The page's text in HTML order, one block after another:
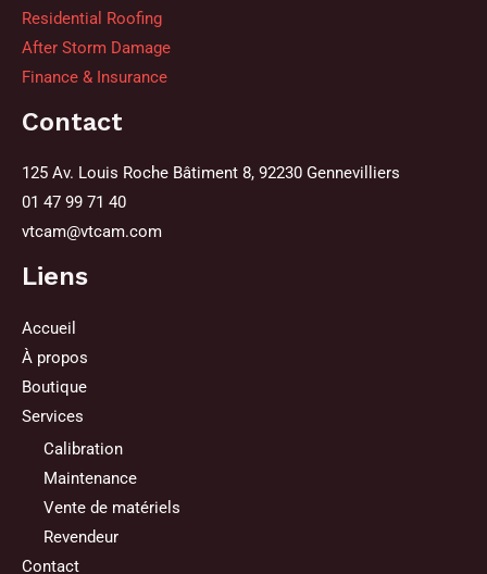
Residential Roofing
After Storm Damage
Finance & Insurance
Contact
125 Av. Louis Roche Bâtiment 8, 92230 Gennevilliers
01 47 99 71 40
vtcam@vtcam.com
Liens
Accueil
À propos
Boutique
Services
Calibration
Maintenance
Vente de matériels
Revendeur
Contact